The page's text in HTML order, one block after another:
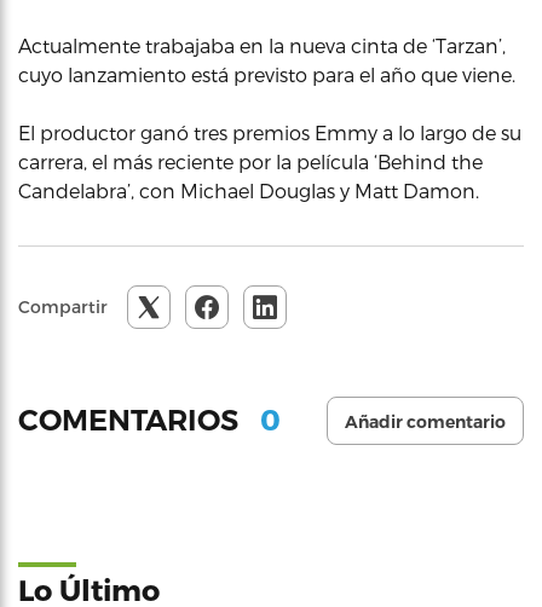
Actualmente trabajaba en la nueva cinta de ‘Tarzan’,
cuyo lanzamiento está previsto para el año que viene.
El productor ganó tres premios Emmy a lo largo de su
carrera, el más reciente por la película ‘Behind the
Candelabra’, con Michael Douglas y Matt Damon.
Compartir
COMENTARIOS 0 Añadir comentario
Lo Último